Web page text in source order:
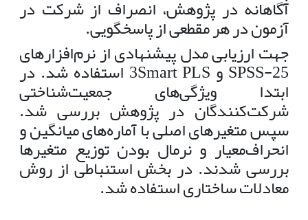
آگاهانه در پژوهش، انصراف از شرکت در
آزمون در هر مقطعی از پاسخگویی.
جهت ارزیابی مدل پیشنهادی از نرم‌افزارهای
25-SPSS و 3Smart PLS استفاده شد. در
ابتدا ویژگی‌های جمعیت‌شناختی
شرکت‌کنندگان در پژوهش بررسی شد.
سپس متغیرهای اصلی با آماره‌های میانگین و
انحراف‌معیار و نرمال بودن توزیع متغیرها
بررسی شدند. در بخش استنباطی از روش
معادلات ساختاری استفاده شد.